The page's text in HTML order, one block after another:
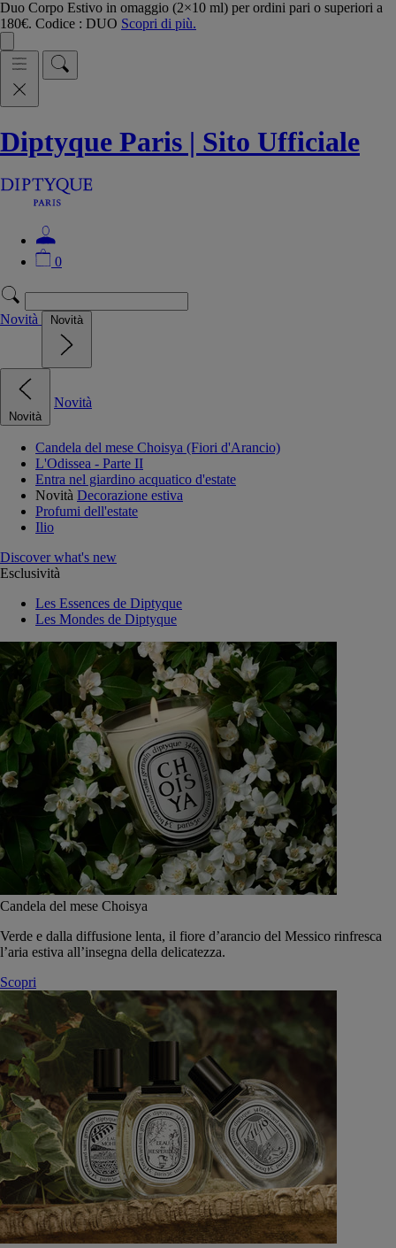
Duo Corpo Estivo in omaggio (2×10 ml) per ordini pari o superiori a
180€. Codice : DUO Scopri di più.
Diptyque Paris | Sito Ufficiale
0
Novità Novità
Novità
Novità
Candela del mese Choisya (Fiori d'Arancio)
L'Odissea - Parte II
Entra nel giardino acquatico d'estate
Novità Decorazione estiva
Profumi dell'estate
Ilio
Discover what's new
Esclusività
Les Essences de Diptyque
Les Mondes de Diptyque
Candela del mese Choisya
Verde e dalla diffusione lenta, il fiore d’arancio del Messico rinfresca
l’aria estiva all’insegna della delicatezza.
Scopri